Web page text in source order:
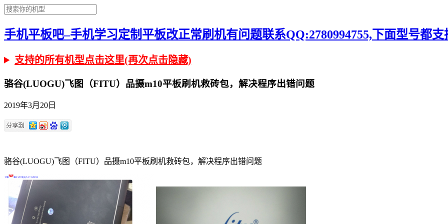
手机平板吧–手机学习定制平板改正常刷机有问题联系QQ:2780994755,下面型号都支
支持的所有机型点击这里(再次点击隐藏)
骆谷(LUOGU)飞图（FITU）品摄m10平板刷机救砖包，解决程序出错问题
2019年3月20日
骆谷(LUOGU)飞图（FITU）品摄m10平板刷机救砖包，解决程序出错问题